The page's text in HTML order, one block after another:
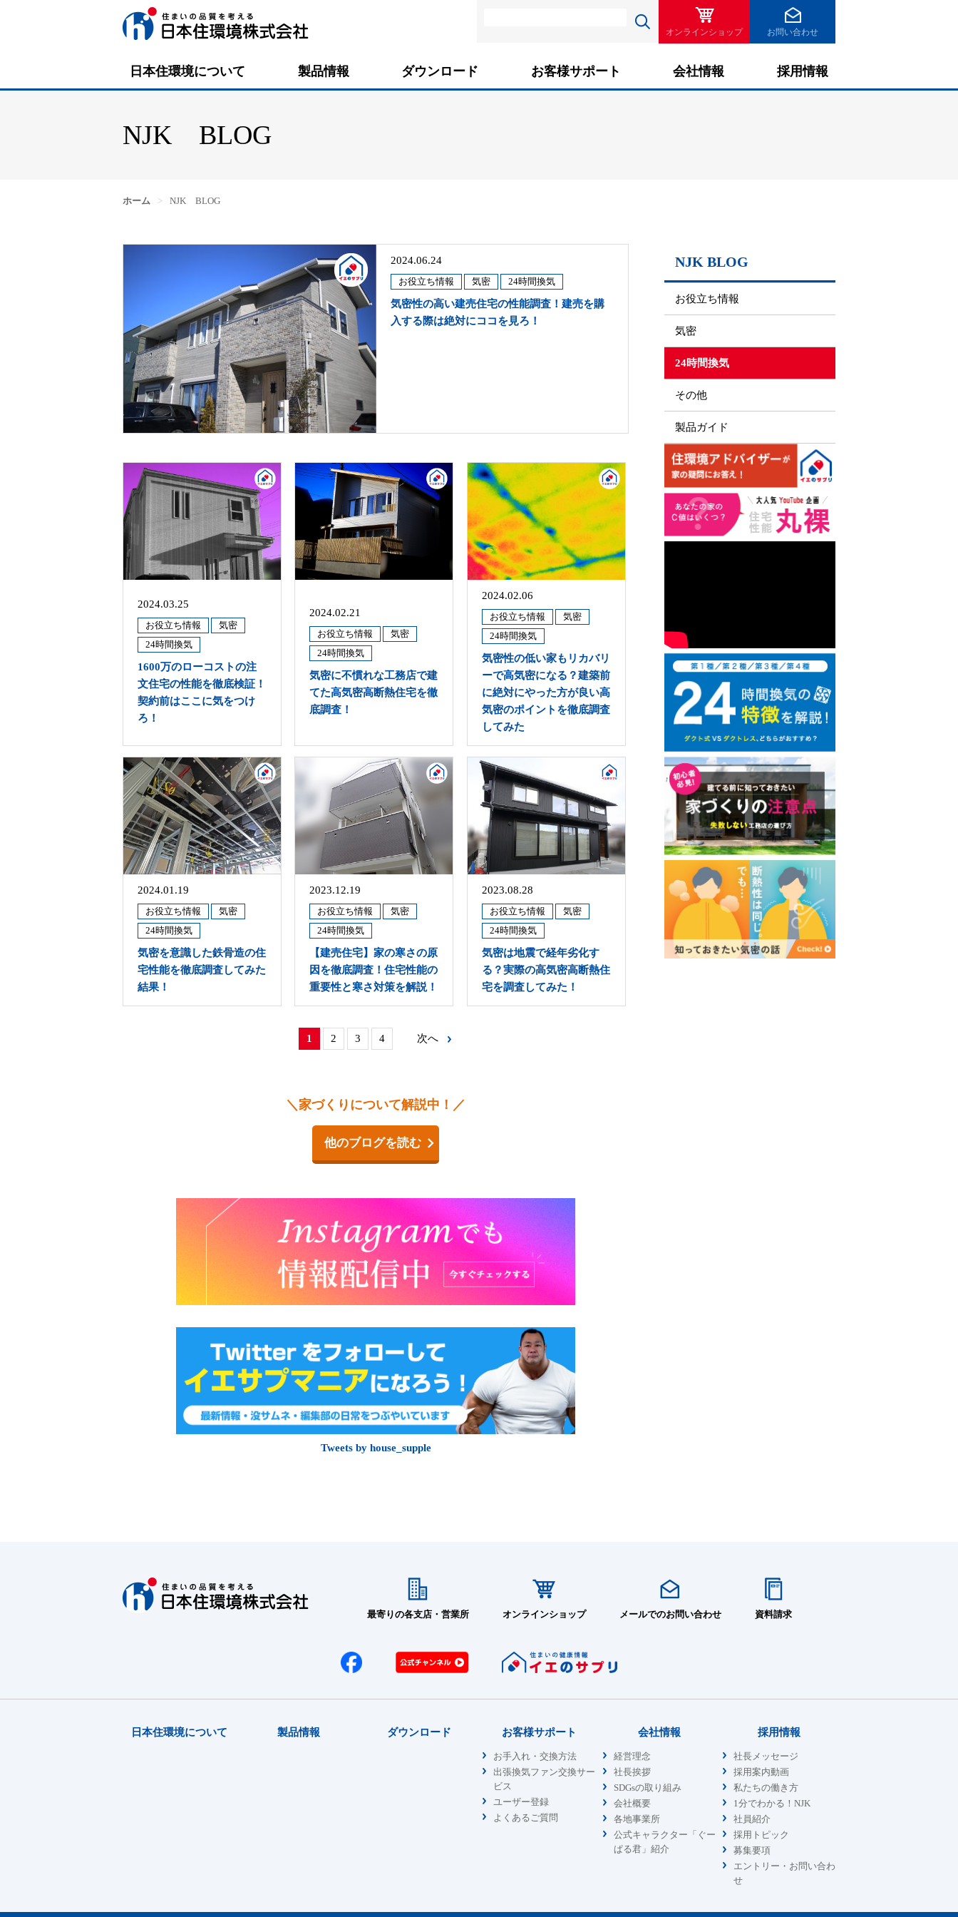
検索
オンラインショップ お問い合わせ
日本住環境について 製品情報 ダウンロード お客様サポート 会社情報 採用情報
NJK BLOG
ホーム > NJK BLOG
2024.06.24
お役立ち情報 気密 24時間換気
気密性の高い建売住宅の性能調査！建売を購
入する際は絶対にココを見ろ！
2024.03.25
お役立ち情報
気密
24時間換気
1600万のローコストの注
文住宅の性能を徹底検証！
契約前はここに気をつけ
ろ！
2024.02.21
お役立ち情報
気密
24時間換気
気密に不慣れな工務店で建
てた高気密高断熱住宅を徹
底調査！
2024.02.06
お役立ち情報
気密
24時間換気
気密性の低い家もリカバリ
ーで高気密になる？建築前
に絶対にやった方が良い高
気密のポイントを徹底調査
してみた
2024.01.19
お役立ち情報
気密
24時間換気
気密を意識した鉄骨造の住
宅性能を徹底調査してみた
結果！
2023.12.19
お役立ち情報
気密
24時間換気
【建売住宅】家の寒さの原
因を徹底調査！住宅性能の
重要性と寒さ対策を解説！
2023.08.28
お役立ち情報
気密
24時間換気
気密は地震で経年劣化す
る？実際の高気密高断熱住
宅を調査してみた！
1 2 3 4 次へ
＼家づくりについて解説中！／
他のブログを読む
Tweets by house_supple
NJK BLOG
お役立ち情報
気密
24時間換気
その他
製品ガイド
最寄りの各支店・営業所 オンラインショップ メールでのお問い合わせ 資料請求
日本住環境について 製品情報 ダウンロード お客様サポート
お手入れ・交換方法
出張換気ファン交換サー
ビス
ユーザー登録
よくあるご質問
会社情報
経営理念
社長挨拶
SDGsの取り組み
会社概要
各地事業所
公式キャラクター「ぐー
ぱる君」紹介
採用情報
社長メッセージ
採用案内動画
私たちの働き方
1分でわかる！NJK
社員紹介
採用トピック
募集要項
エントリー・お問い合わ
せ